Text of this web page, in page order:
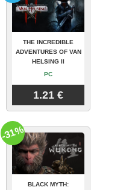
THE INCREDIBLE
ADVENTURES OF VAN
HELSING II
PC
1.21 €
BLACK MYTH:
-31%